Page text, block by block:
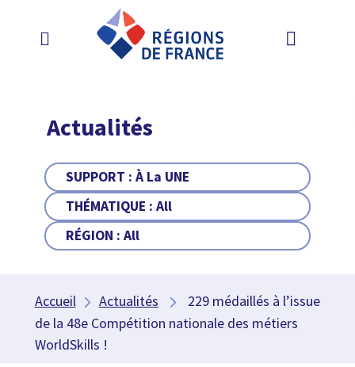
Actualités
SUPPORT :À La UNE
THÉMATIQUE :All
RÉGION :All
Accueil Actualités
229 médaillés à l’issue
de la 48e Compétition nationale des métiers
WorldSkills !